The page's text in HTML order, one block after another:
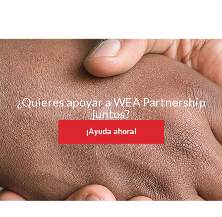
¿Quieres apoyar a WEA Partnership
juntos?
¡Ayuda ahora!